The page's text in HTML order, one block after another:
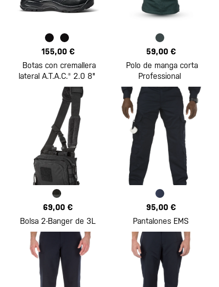
155,00 €
Botas con cremallera
lateral A.T.A.C.® 2.0 8"
59,00 €
Polo de manga corta
Professional
69,00 €
Bolsa 2-Banger de 3L
95,00 €
Pantalones EMS